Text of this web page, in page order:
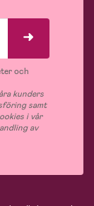
och
kunders
samt
i vår
av